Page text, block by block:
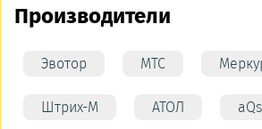
Производители
Эвотор МТС
Штрих-М АТОЛ